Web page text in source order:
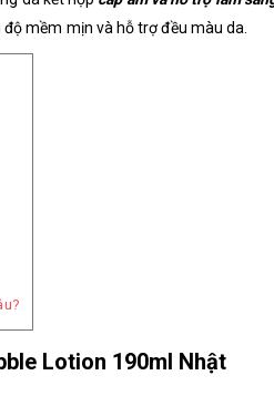
mềm mịn và hỗ trợ đều màu da.
Lotion 190ml Nhật